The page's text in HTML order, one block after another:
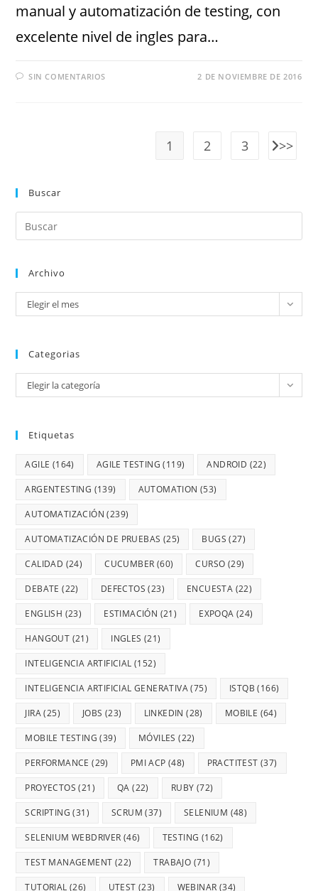
manual y automatización de testing, con
excelente nivel de ingles para…
SIN COMENTARIOS 2 DE NOVIEMBRE DE 2016
1 2 3
Buscar
Archivo
Elegir el mes
Categorias
Elegir la categoría
Etiquetas
AGILE (164) AGILE TESTING (119) ANDROID (22)
ARGENTESTING (139) AUTOMATION (53)
AUTOMATIZACIÓN (239)
AUTOMATIZACIÓN DE PRUEBAS (25) BUGS (27)
CALIDAD (24) CUCUMBER (60) CURSO (29)
DEBATE (22) DEFECTOS (23) ENCUESTA (22)
ENGLISH (23) ESTIMACIÓN (21) EXPOQA (24)
HANGOUT (21) INGLES (21)
INTELIGENCIA ARTIFICIAL (152)
INTELIGENCIA ARTIFICIAL GENERATIVA(75) ISTQB (166)
JIRA(25) JOBS (23) LINKEDIN (28) MOBILE (64)
MOBILE TESTING (39) MÓVILES (22)
PERFORMANCE (29) PMI ACP (48) PRACTITEST (37)
PROYECTOS (21) QA (22) RUBY (72)
SCRIPTING (31) SCRUM (37) SELENIUM (48)
SELENIUM WEBDRIVER (46) TESTING (162)
TEST MANAGEMENT (22) TRABAJO (71)
TUTORIAL (26) UTEST (23) WEBINAR (34)